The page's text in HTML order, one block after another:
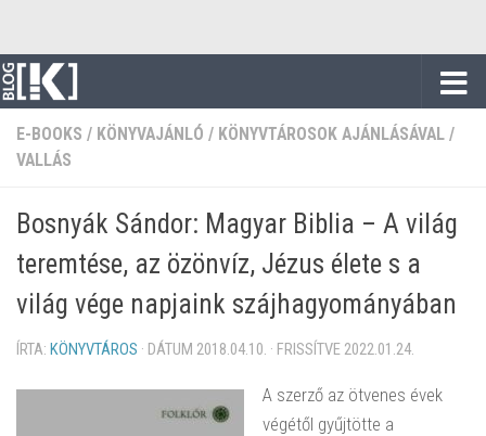
E-BOOKS / KÖNYVAJÁNLÓ / KÖNYVTÁROSOK AJÁNLÁSÁVAL /
VALLÁS
Bosnyák Sándor: Magyar Biblia – A világ
teremtése, az özönvíz, Jézus élete s a
világ vége napjaink szájhagyományában
ÍRTA: KÖNYVTÁROS · DÁTUM 2018.04.10. · FRISSÍTVE 2022.01.24.
A szerző az ötvenes évek
végétől gyűjtötte a